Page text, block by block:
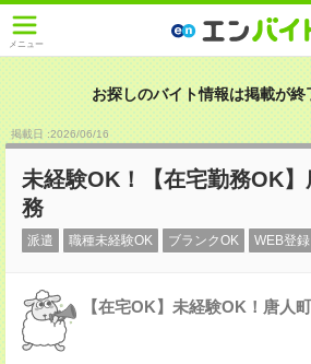
メニュー
お探しのバイト情報は掲載が終
掲載日 :2026/06/16
未経験OK！【在宅勤務OK
務
派遣 職種未経験OK ブランクOK WEB登
【在宅OK】未経験OK！唐人